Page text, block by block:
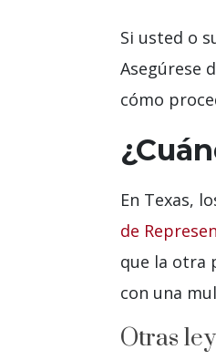
Si usted o
Asegúrese
cómo
En Texas,
de
que la otra
con una
Otras